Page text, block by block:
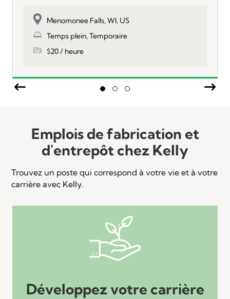
Menomonee Falls, WI, US
Temps plein, Temporaire
$20 / heure
Emplois de fabrication et
d'entrepôt chez Kelly
Trouvez un poste qui correspond à votre vie et à votre
carrière avec Kelly.
Développez votre carrière